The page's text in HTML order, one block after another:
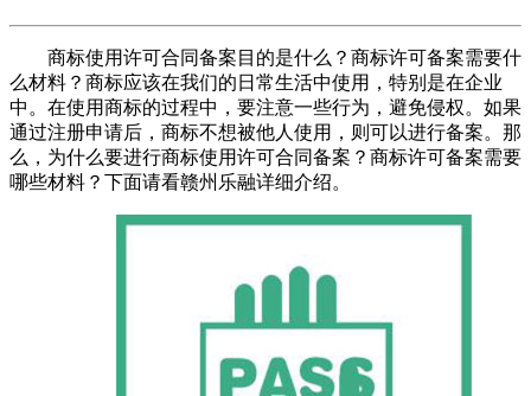
商标使用许可合同备案目的是什么？商标许可备案需要什
么材料？商标应该在我们的日常生活中使用，特别是在企业
中。在使用商标的过程中，要注意一些行为，避免侵权。如果
通过注册申请后，商标不想被他人使用，则可以进行备案。那
么，为什么要进行商标使用许可合同备案？商标许可备案需要
哪些材料？下面请看赣州乐融详细介绍。